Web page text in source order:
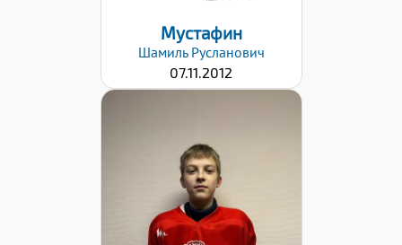
Мустафин
Шамиль Русланович
07.11.2012
Хват клюшки:
Правый